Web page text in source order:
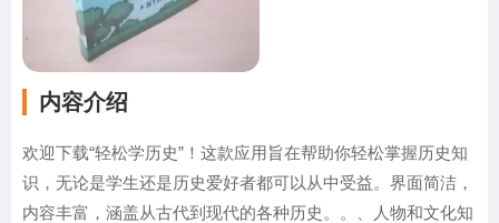
内容介绍
欢迎下载“轻松学历史”！这款应用旨在帮助你轻松掌握历史知
识，无论是学生还是历史爱好者都可以从中受益。界面简洁，
内容丰富，涵盖从古代到现代的各种历史。。、人物和文化知